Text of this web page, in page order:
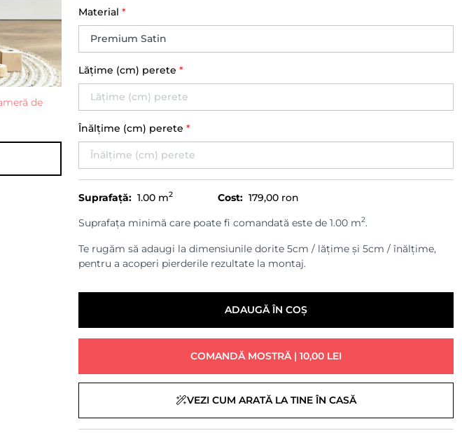
Material *
Lățime (cm) perete *
Înălțime (cm) perete *
Suprafață: 1.00 m2 Cost: 179,00 ron
Suprafața minimă care poate fi comandată este de 1.00 m2.
Te rugăm să adaugi la dimensiunile dorite 5cm / lățime și 5cm / înălțime,
pentru a acoperi pierderile rezultate la montaj.
ADAUGĂ ÎN COȘ
COMANDĂ MOSTRĂ | 10,00 LEI
VEZI CUM ARATĂ LA TINE ÎN CASĂ